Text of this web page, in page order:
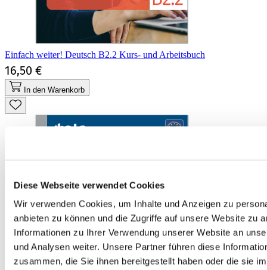
Diese Webseite verwendet Cookies
Wir verwenden Cookies, um Inhalte und Anzeigen zu
anbieten zu können und die Zugriffe auf unsere Website zu
Informationen zu Ihrer Verwendung unserer Website an
und Analysen weiter. Unsere Partner führen diese
zusammen, die Sie ihnen bereitgestellt haben oder die sie
Einfach weiter! Deutsch B2.2 Kurs- und Arbeitsbuch
16,50 €
In den Warenkorb